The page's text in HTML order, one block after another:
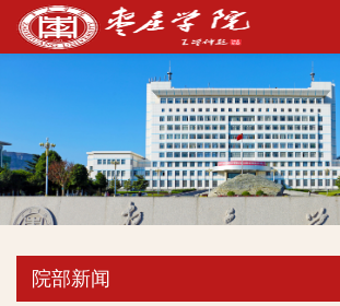
院部新闻